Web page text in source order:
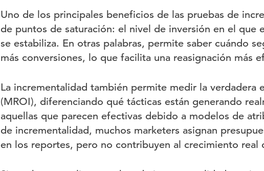
Uno de los principales beneficios de las pruebas de
de puntos de saturación: el nivel de inversión en el que
se estabiliza. En otras palabras, permite saber cuándo
más conversiones, lo que facilita una reasignación más
La incrementalidad también permite medir la verdadera
(MROI), diferenciando qué tácticas están generando
aquellas que parecen efectivas debido a modelos de
de incrementalidad, muchos marketers asignan
en los reportes, pero no contribuyen al crecimiento real